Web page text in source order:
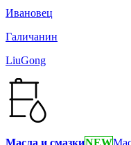
Ивановец
Галичанин
LiuGong
Масла и смазкиNEW